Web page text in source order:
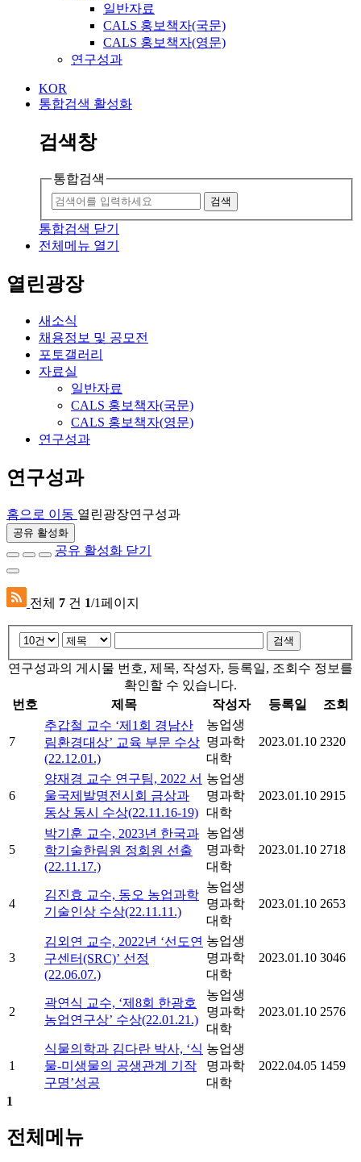
일반자료
CALS 홍보책자(국문)
CALS 홍보책자(영문)
연구성과
KOR
통합검색 활성화
검색창
통합검색
검색
통합검색 닫기
전체메뉴 열기
열린광장
새소식
채용정보 및 공모전
포토갤러리
자료실
일반자료
CALS 홍보책자(국문)
CALS 홍보책자(영문)
연구성과
연구성과
홈으로 이동 열린광장연구성과
공유 활성화
공유 활성화 닫기
전체 7 건 1/1페이지
검색
연구성과의 게시물 번호, 제목, 작성자, 등록일, 조회수 정보를
확인할 수 있습니다.
번호
제목 작성자 등록일 조회
7
추갑철 교수 ‘제1회 경남산
림환경대상’ 교육 부문 수상
(22.12.01.)
농업생
명과학
대학
2023.01.10 2320
6
양재경 교수 연구팀, 2022 서
울국제발명전시회 금상과
동상 동시 수상(22.11.16-19)
농업생
명과학
대학
2023.01.10 2915
5
박기훈 교수, 2023년 한국과
학기술한림원 정회원 선출
(22.11.17.)
농업생
명과학
대학
2023.01.10 2718
4
김진효 교수, 동오 농업과학
기술인상 수상(22.11.11.)
농업생
명과학
대학
2023.01.10 2653
3
김외연 교수, 2022년 ‘선도연
구센터(SRC)’ 선정
(22.06.07.)
농업생
명과학
대학
2023.01.10 3046
2
곽연식 교수, ‘제8회 한광호
농업연구상’ 수상(22.01.21.)
농업생
명과학
대학
2023.01.10 2576
1
식물의학과 김다란 박사, ‘식
물-미생물의 공생관계 기작
구명’성공
농업생
명과학
대학
2022.04.05 1459
1
전체메뉴